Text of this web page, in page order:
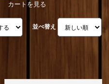
カートを見る
並べ替え